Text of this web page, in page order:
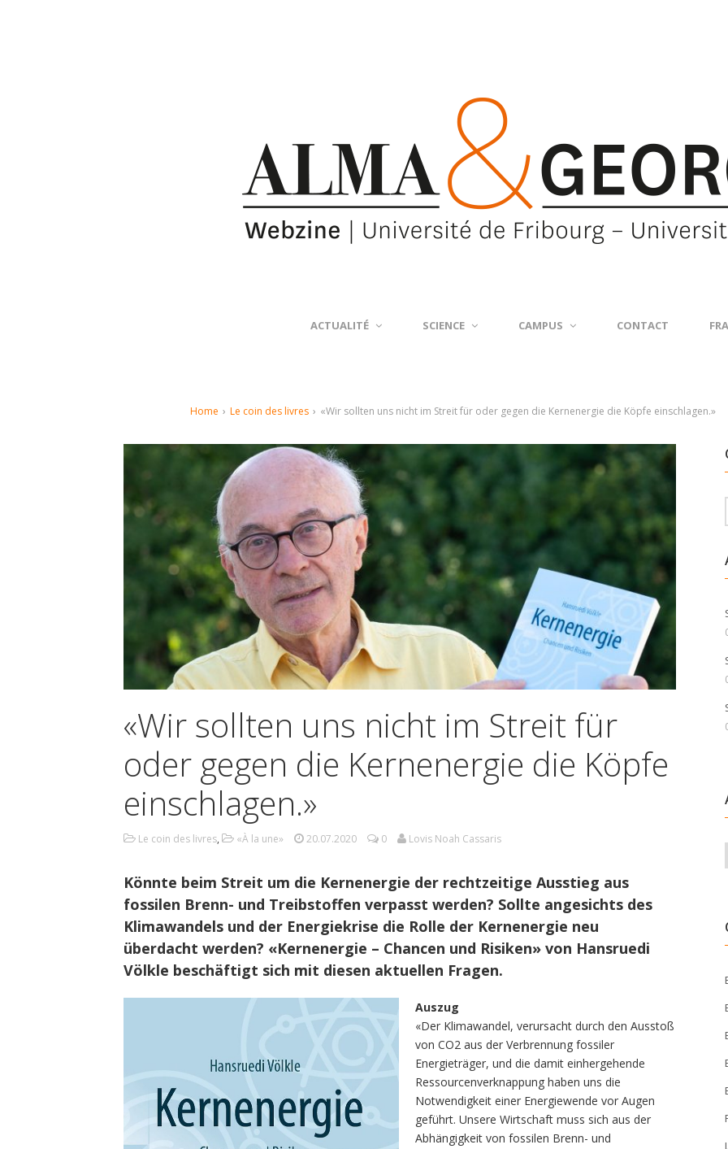
ACTUALITÉ SCIENCE CAMPUS CONTACT
Home › Le coin des livres › «Wir sollten uns nicht im Streit für oder gegen die Kernenergie die Köpfe einschlagen.»
«Wir sollten uns nicht im Streit für
oder gegen die Kernenergie die Köpfe
einschlagen.»
Le coin des livres, «À la une» 20.07.2020 0 Lovis Noah Cassaris
Könnte beim Streit um die Kernenergie der rechtzeitige Ausstieg aus
fossilen Brenn- und Treibstoffen verpasst werden? Sollte angesichts des
Klimawandels und der Energiekrise die Rolle der Kernenergie neu
überdacht werden? «Kernenergie – Chancen und Risiken» von Hansruedi
Völkle beschäftigt sich mit diesen aktuellen Fragen.
Auszug
«Der Klimawandel, verursacht durch den Ausstoß
von CO2 aus der Verbrennung fossiler
Energieträger, und die damit einhergehende
Ressourcenverknappung haben uns die
Notwendigkeit einer Energiewende vor Augen
geführt. Unsere Wirtschaft muss sich aus der
Abhängigkeit von fossilen Brenn- und